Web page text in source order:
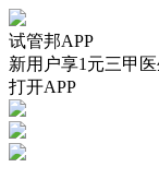
试管邦APP
新用户享1元三甲
打开APP